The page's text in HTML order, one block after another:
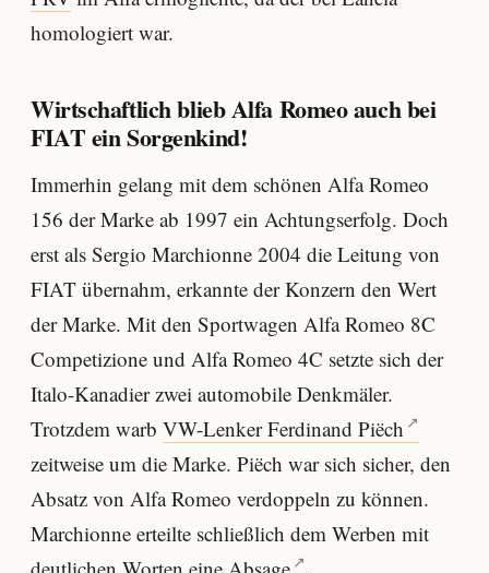
homologiert war.
Wirtschaftlich blieb Alfa Romeo auch bei
FIAT ein Sorgenkind!
Immerhin gelang mit dem schönen Alfa Romeo
156 der Marke ab 1997 ein Achtungserfolg. Doch
erst als Sergio Marchionne 2004 die Leitung von
FIAT übernahm, erkannte der Konzern den Wert
der Marke. Mit den Sportwagen Alfa Romeo 8C
Competizione und Alfa Romeo 4C setzte sich der
Italo-Kanadier zwei automobile Denkmäler.
Trotzdem warb VW-Lenker Ferdinand Piëch
zeitweise um die Marke. Piëch war sich sicher, den
Absatz von Alfa Romeo verdoppeln zu können.
Marchionne erteilte schließlich dem Werben mit